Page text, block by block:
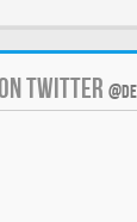
TWITTER